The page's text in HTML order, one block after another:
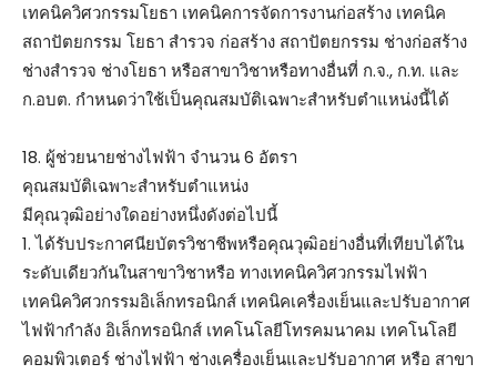
เทคนิควิศวกรรมโยธา เทคนิคการจัดการงานก่อสร้าง เทคนิค
สถาปัตยกรรม โยธา สำรวจ ก่อสร้าง สถาปัตยกรรม ช่างก่อสร้าง
ช่างสำรวจ ช่างโยธา หรือสาขาวิชาหรือทางอื่นที่ ก.จ., ก.ท. และ
ก.อบต. กำหนดว่าใช้เป็นคุณสมบัติเฉพาะสำหรับตำแหน่งนี้ได้
18. ผู้ช่วยนายช่างไฟฟ้า จำนวน 6 อัตรา
คุณสมบัติเฉพาะสำหรับตำแหน่ง
มีคุณวุฒิอย่างใดอย่างหนึ่งดังต่อไปนี้
1. ได้รับประกาศนียบัตรวิชาชีพหรือคุณวุฒิอย่างอื่นที่เทียบได้ใน
ระดับเดียวกันในสาขาวิชาหรือ ทางเทคนิควิศวกรรมไฟฟ้า
เทคนิควิศวกรรมอิเล็กทรอนิกส์ เทคนิคเครื่องเย็นและปรับอากาศ
ไฟฟ้ากำลัง อิเล็กทรอนิกส์ เทคโนโลยีโทรคมนาคม เทคโนโลยี
คอมพิวเตอร์ ช่างไฟฟ้า ช่างเครื่องเย็นและปรับอากาศ หรือ สาขา